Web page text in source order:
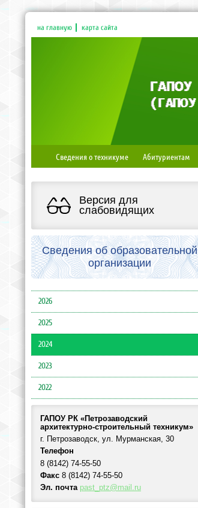
на главную карта сайта
Сведения о техникуме Абитуриентам
Версия для
слабовидящих
Сведения об образовательной
организации
2026
2025
2024
2023
2022
ГАПОУ РК «Петрозаводский
архитектурно-строительный техникум»
г. Петрозаводск, ул. Мурманская, 30
Телефон
8 (8142) 74-55-50
Факс 8 (8142) 74-55-50
Эл. почта past_ptz@mail.ru